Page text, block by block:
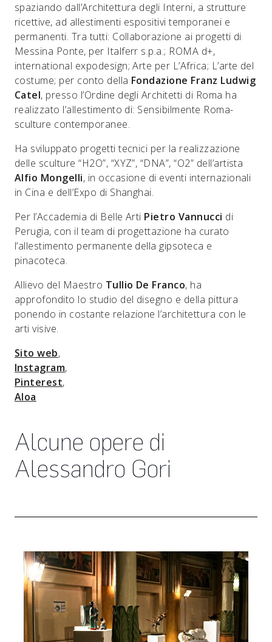
spaziando dall’Architettura degli Interni, a strutture
ricettive, ad allestimenti espositivi temporanei e
permanenti. Tra tutti: Collaborazione ai progetti di
Messina Ponte, per Italferr s.p.a.; ROMA d+,
international expodesign; Arte per L’Africa; L’arte del
costume; per conto della Fondazione Franz Ludwig
Catel, presso l’Ordine degli Architetti di Roma ha
realizzato l’allestimento di: Sensibilmente Roma-
sculture contemporanee.
Ha sviluppato progetti tecnici per la realizzazione
delle sculture “H2O”, “XYZ”, “DNA”, “O2” dell’artista
Alfio Mongelli, in occasione di eventi internazionali
in Cina e dell’Expo di Shanghai.
Per l’Accademia di Belle Arti Pietro Vannucci di
Perugia, con il team di progettazione ha curato
l’allestimento permanente della gipsoteca e
pinacoteca.
Allievo del Maestro Tullio De Franco, ha
approfondito lo studio del disegno e della pittura
ponendo in costante relazione l’architettura con le
arti visive.
Sito web,
Instagram,
Pinterest,
Aloa
Alcune opere di
Alessandro Gori